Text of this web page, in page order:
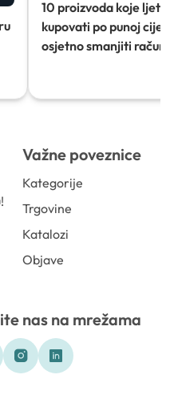
10 proizvoda koje ljeti
kupovati po punoj
osjetno smanjiti račun)
Važne poveznice
Kategorije
Trgovine
Katalozi
Objave
nas na mrežama